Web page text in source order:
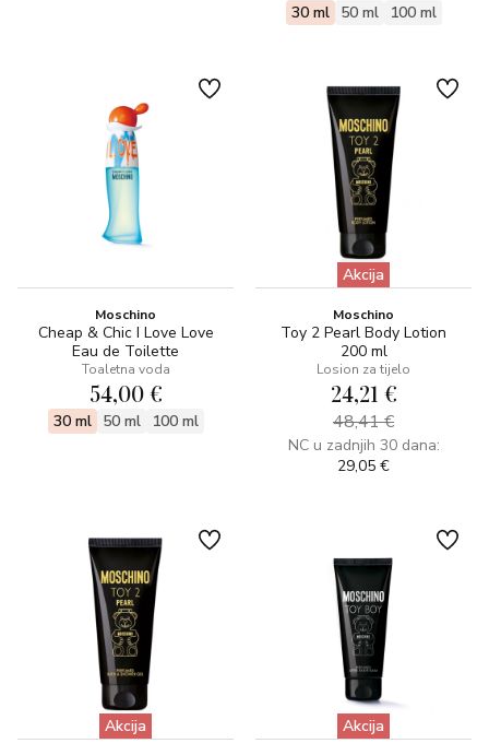
30 ml 50 ml 100 ml
Moschino
Cheap & Chic I Love Love
Eau de Toilette
Toaletna voda
54,00 €
30 ml 50 ml 100 ml
Akcija
Moschino
Toy 2 Pearl Body Lotion
200 ml
Losion za tijelo
24,21 €
48,41 €
NC u zadnjih 30 dana:
29,05 €
Akcija Akcija